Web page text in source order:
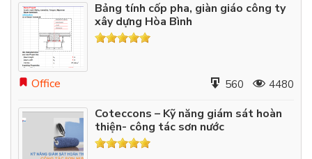
Bảng tính cốp pha, giàn giáo công ty
xây dựng Hòa Bình
Office 560 4480
Coteccons – Kỹ năng giám sát hoàn
thiện- công tác sơn nước